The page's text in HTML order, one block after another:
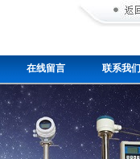
在线留言 联系我们